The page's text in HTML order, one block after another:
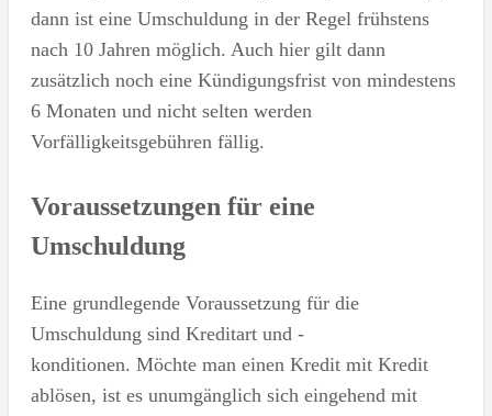
dann ist eine Umschuldung in der Regel frühstens
nach 10 Jahren möglich. Auch hier gilt dann
zusätzlich noch eine Kündigungsfrist von mindestens
6 Monaten und nicht selten werden
Vorfälligkeitsgebühren fällig.
Voraussetzungen für eine
Umschuldung
Eine grundlegende Voraussetzung für die
Umschuldung sind Kreditart und -
konditionen. Möchte man einen Kredit mit Kredit
ablösen, ist es unumgänglich sich eingehend mit